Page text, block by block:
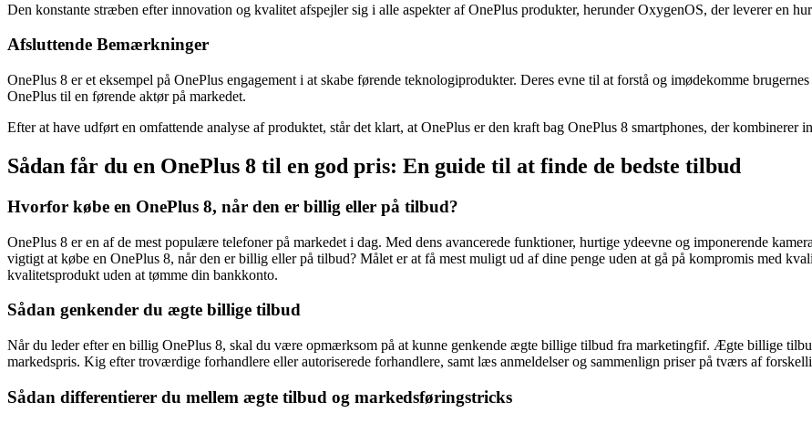
Den konstante stræben efter innovation og kvalitet afspejler sig i alle aspekter af OnePlus produkter, herunder OxygenOS, der leverer en
Afsluttende Bemærkninger
OnePlus 8 er et eksempel på OnePlus engagement i at skabe førende teknologiprodukter. Deres evne til at forstå og imødekomme
OnePlus til en førende aktør på markedet.
Efter at have udført en omfattende analyse af produktet, står det klart, at OnePlus er den kraft bag OnePlus 8 smartphones, der kombinerer
Sådan får du en OnePlus 8 til en god pris: En guide til at finde de bedste tilbud
Hvorfor købe en OnePlus 8, når den er billig eller på tilbud?
OnePlus 8 er en af de mest populære telefoner på markedet i dag. Med dens avancerede funktioner, hurtige ydeevne og imponerende
vigtigt at købe en OnePlus 8, når den er billig eller på tilbud? Målet er at få mest muligt ud af dine penge uden at gå på kompromis med
kvalitetsprodukt uden at tømme din bankkonto.
Sådan genkender du ægte billige tilbud
Når du leder efter en billig OnePlus 8, skal du være opmærksom på at kunne genkende ægte billige tilbud fra marketingfif. Ægte billige
markedspris. Kig efter troværdige forhandlere eller autoriserede forhandlere, samt læs anmeldelser og sammenlign priser på tværs af
Sådan differentierer du mellem ægte tilbud og markedsføringstricks